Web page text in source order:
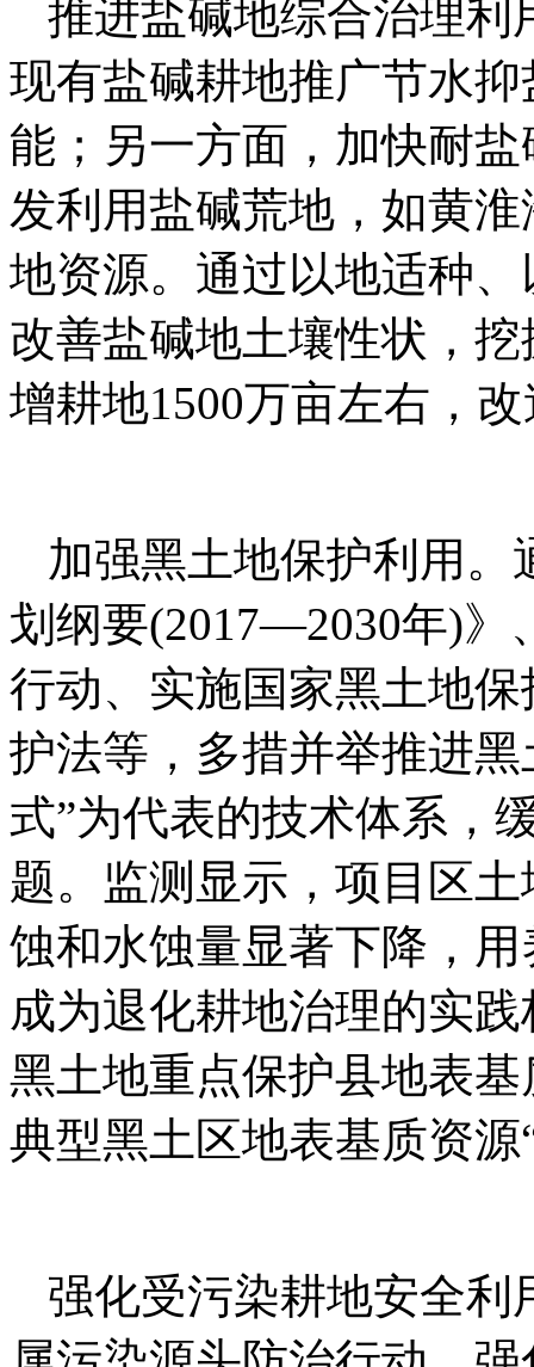
推进盐碱地综合治理利
现有盐碱耕地推广节水
能；另一方面，加快耐
发利用盐碱荒地，如黄
地资源。通过以地适种
改善盐碱地土壤性状，
增耕地1500万亩左右，
加强黑土地保护利用
划纲要(2017—2030年)》
行动、实施国家黑土地
护法等，多措并举推进
式”为代表的技术体系，
题。监测显示，项目区
蚀和水蚀量显著下降，
成为退化耕地治理的实
黑土地重点保护县地表
典型黑土区地表基质资源
强化受污染耕地安全利